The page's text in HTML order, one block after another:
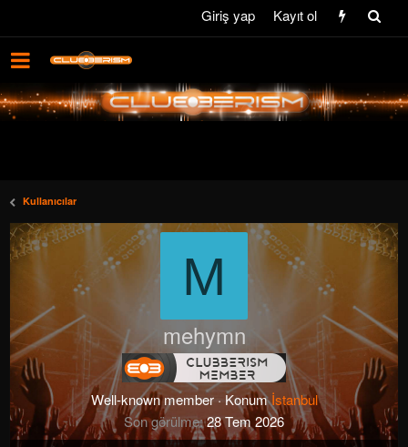
Giriş yap Kayıt ol
Kullanıcılar
M
mehymn
Well-known member · Konumİstanbul
Son görülme 28 Tem 2026